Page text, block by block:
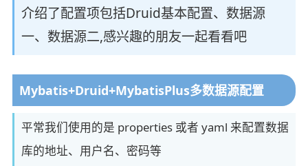
介绍了配置项包括Druid基本配置、数据源
一、数据源二,感兴趣的朋友一起看看吧
Mybatis+Druid+MybatisPlus多数据源配置
平常我们使用的是 properties 或者 yaml 来配置数据
库的地址、用户名、密码等